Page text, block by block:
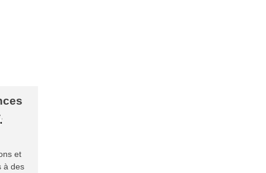
et
à des